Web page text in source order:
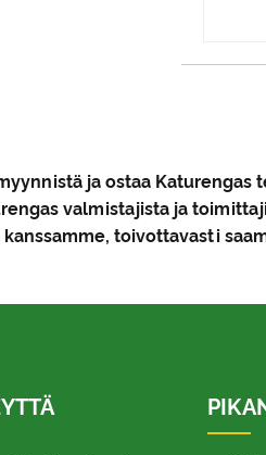
ja ostaa
valmistajista ja
toivottavasti